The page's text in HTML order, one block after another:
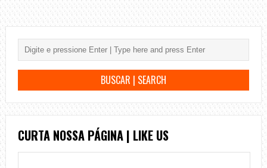
CURTA NOSSA PÁGINA | LIKE US